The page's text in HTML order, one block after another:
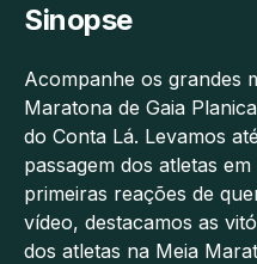
Sinopse
Acompanhe os grandes
Maratona de Gaia
do Conta Lá. Levamos
passagem dos atletas
primeiras reações de
vídeo, destacamos as
dos atletas na Meia